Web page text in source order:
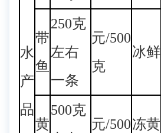
水
产
品
带
鱼
250克
左右
一条
元/500
克
冰鲜
黄
500克
元/500冻黄